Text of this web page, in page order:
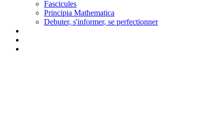
Fascicules
Principia Mathematica
Debuter, s'informer, se perfectionner